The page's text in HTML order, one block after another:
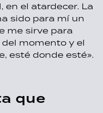
en el atardecer. La
sido para mí un
me sirve para
momento y el
esté donde esté».
que